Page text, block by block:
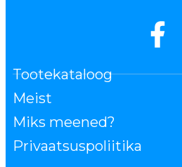
Tootekataloog
Meist
Miks meened?
Privaatsuspoliitika